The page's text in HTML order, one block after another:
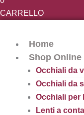
CARRELLO
Home
Shop Online
Occhiali da
Occhiali da
Occhiali per
Lenti a